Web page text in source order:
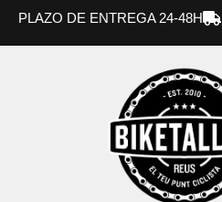
PLAZO DE ENTREGA 24-48H